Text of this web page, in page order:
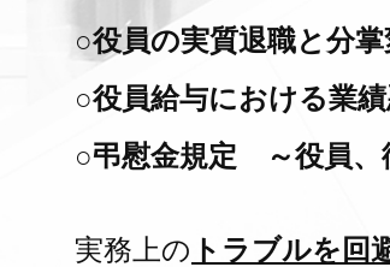
○役員の実質退職と分
○役員給与における業
○弔慰金規定 ～役員、
実務上の トラブルを回